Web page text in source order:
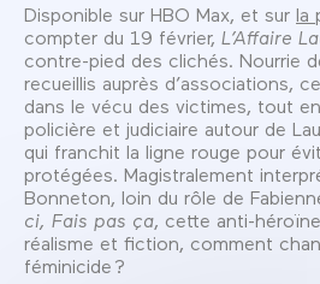
Disponible sur HBO Max, et sur la
compter du 19 février, L’Affaire
contre-pied des clichés. Nourrie
recueillis auprès d’associations,
dans le vécu des victimes, tout
policière et judiciaire autour de
qui franchit la ligne rouge pour
protégées. Magistralement
Bonneton, loin du rôle de
ci, Fais pas ça , cette anti-
réalisme et fiction, comment
féminicide ?